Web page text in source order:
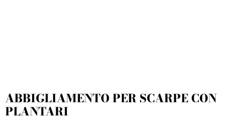
ABBIGLIAMENTO PER SCARPE CON
PLANTARI